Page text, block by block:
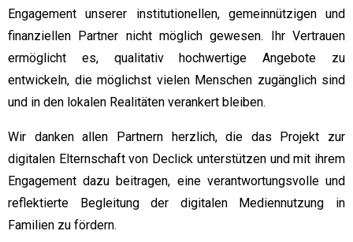
Engagement unserer institutionellen, gemeinnützigen und
finanziellen Partner nicht möglich gewesen. Ihr Vertrauen
ermöglicht es, qualitativ hochwertige Angebote zu
entwickeln, die möglichst vielen Menschen zugänglich sind
und in den lokalen Realitäten verankert bleiben.
Wir danken allen Partnern herzlich, die das Projekt zur
digitalen Elternschaft von Declick unterstützen und mit ihrem
Engagement dazu beitragen, eine verantwortungsvolle und
reflektierte Begleitung der digitalen Mediennutzung in
Familien zu fördern.